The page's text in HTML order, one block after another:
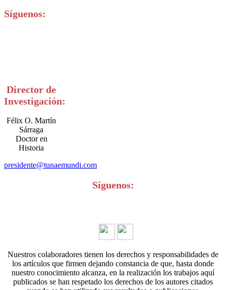
Síguenos:
Director de
Investigación:
Félix O. Martín
Sárraga
Doctor en
Historia
presidente@tunaemundi.com
Síguenos:
Nuestros colaboradores tienen los derechos y responsabilidades de
los artículos que firmen dejando constancia de que, hasta donde
nuestro conocimiento alcanza, en la realización los trabajos aquí
publicados se han respetado los derechos de los autores citados